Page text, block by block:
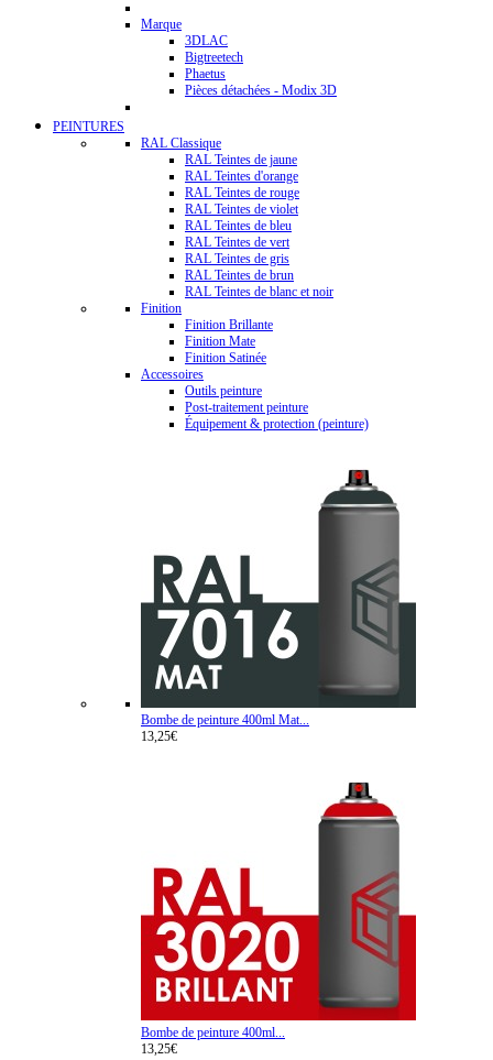
Marque
3DLAC
Bigtreetech
Phaetus
Pièces détachées - Modix 3D
PEINTURES
RAL Classique
RAL Teintes de jaune
RAL Teintes d'orange
RAL Teintes de rouge
RAL Teintes de violet
RAL Teintes de bleu
RAL Teintes de vert
RAL Teintes de gris
RAL Teintes de brun
RAL Teintes de blanc et noir
Finition
Finition Brillante
Finition Mate
Finition Satinée
Accessoires
Outils peinture
Post-traitement peinture
Équipement & protection (peinture)
Bombe de peinture 400ml Mat...
13,25€
Bombe de peinture 400ml...
13,25€